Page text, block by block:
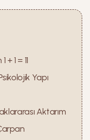
1 = 11
Yapı
Aktarım